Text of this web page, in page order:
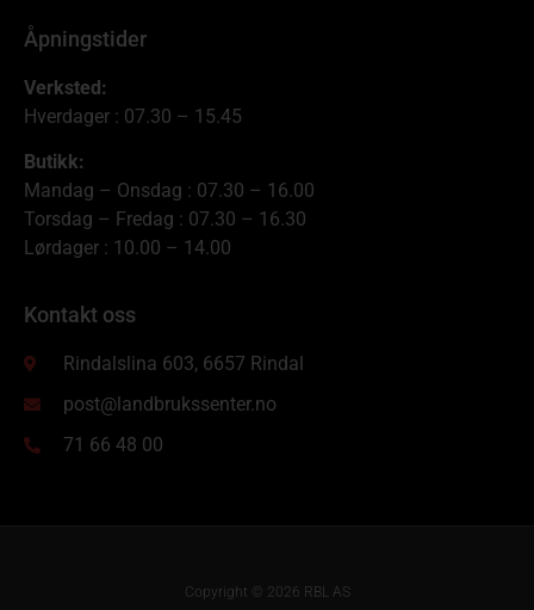
Åpningstider
Verksted:
Hverdager : 07.30 – 15.45
Butikk:
Mandag – Onsdag : 07.30 – 16.00
Torsdag – Fredag : 07.30 – 16.30
Lørdager : 10.00 – 14.00
Kontakt oss
Rindalslina 603, 6657 Rindal
post@landbrukssenter.no
71 66 48 00
Copyright © 2026 RBL AS